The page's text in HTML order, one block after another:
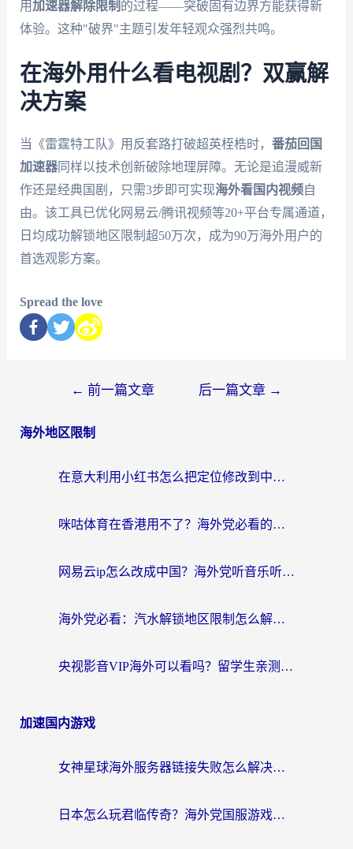
用 加速器解除限制 的过程——突破固有边界方能获得新
体验。这种"破界"主题引发年轻观众强烈共鸣。
在海外用什么看电视剧？双赢解
决方案
当《雷霆特工队》用反套路打破超英桎梏时， 番茄回国
加速器同样以技术创新破除地理屏障。无论是追漫威新
作还是经典国剧，只需3步即可实现海外看国内视频自
由。该工具已优化网易云/腾讯视频等20+平台专属通道，
日均成功解锁地区限制超50万次，成为90万海外用户的
首选观影方案。
Spread the love
← 前一篇文章 后一篇文章 →
海外地区限制
在意大利用小红书怎么把定位修改到中国国内？3个实用技巧+1个靠谱工具帮你搞定
咪咕体育在香港用不了？海外党必看的回国加速器选择指南（附3个真实场景解决方案）
网易云ip怎么改成中国？海外党听音乐听书的无痛解决方案
海外党必看：汽水解锁地区限制怎么解除？3招解决国内影音&生活服务难题
央视影音VIP海外可以看吗？留学生亲测有效的回国加速器选择指南
加速国内游戏
女神星球海外服务器链接失败怎么解决？海外党国服游戏加速避坑指南
日本怎么玩君临传奇？海外党国服游戏加速避坑指南（附菲律宾欧洲玩家实测）